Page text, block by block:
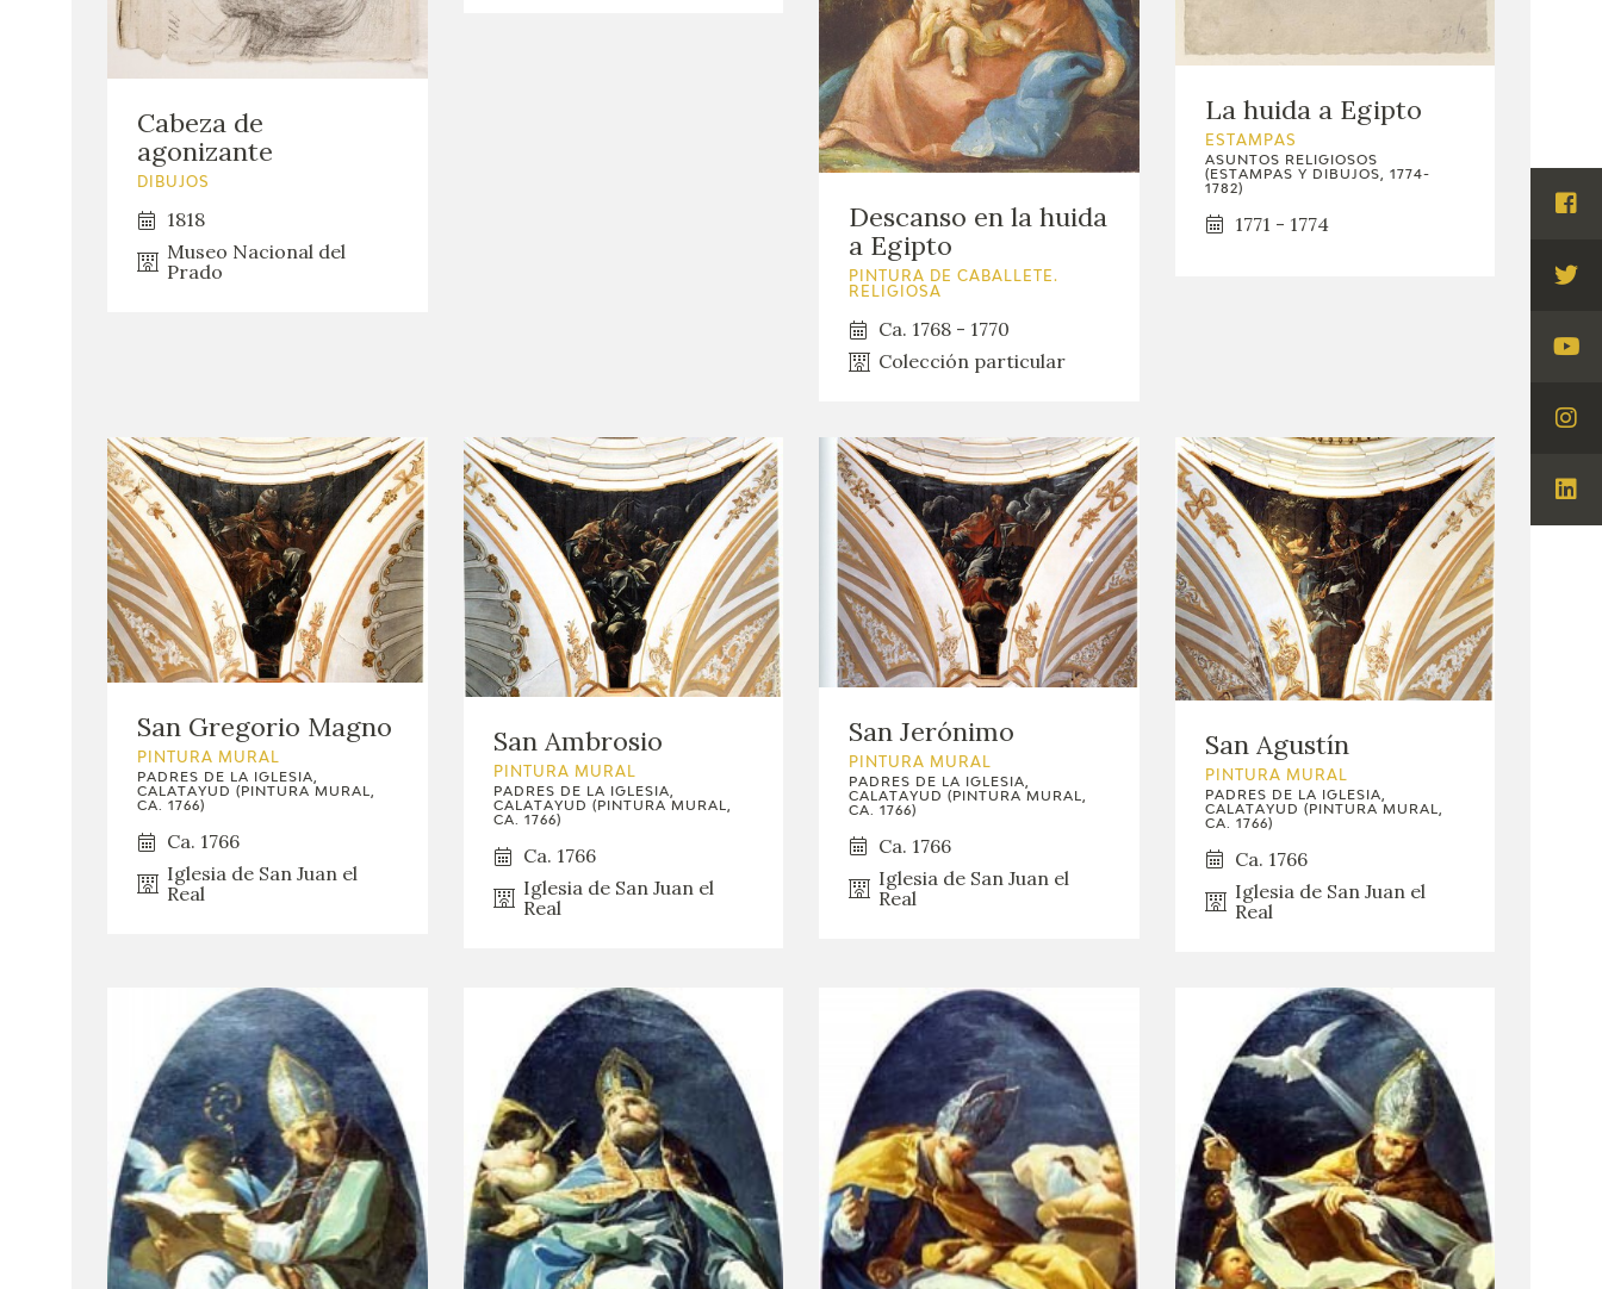
Cabeza de
agonizante
DIBUJOS
1818
Museo Nacional del
Prado
Descanso en la huida
a Egipto
PINTURA DE CABALLETE.
RELIGIOSA
Ca. 1768 - 1770
Colección particular
La huida a Egipto
ESTAMPAS
ASUNTOS RELIGIOSOS
(ESTAMPAS Y DIBUJOS, 1774-
1782)
1771 - 1774
San Gregorio Magno
PINTURA MURAL
PADRES DE LA IGLESIA,
CALATAYUD (PINTURA MURAL,
CA. 1766)
Ca. 1766
Iglesia de San Juan el
Real
San Ambrosio
PINTURA MURAL
PADRES DE LA IGLESIA,
CALATAYUD (PINTURA MURAL,
CA. 1766)
Ca. 1766
Iglesia de San Juan el
Real
San Jerónimo
PINTURA MURAL
PADRES DE LA IGLESIA,
CALATAYUD (PINTURA MURAL,
CA. 1766)
Ca. 1766
Iglesia de San Juan el
Real
San Agustín
PINTURA MURAL
PADRES DE LA IGLESIA,
CALATAYUD (PINTURA MURAL,
CA. 1766)
Ca. 1766
Iglesia de San Juan el
Real